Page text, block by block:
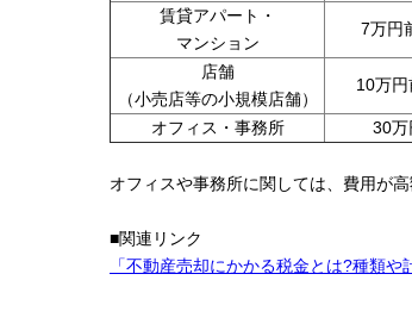
賃貸アパート・
マンション
7万円
店舗
（小売店等の小規模店舗）
10万円
オフィス・事務所 30万
オフィスや事務所に関しては、費用が
■関連リンク
「不動産売却にかかる税金とは?種類や